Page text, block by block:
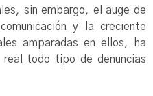
sin embargo, el auge de
y la creciente
amparadas en ellos, ha
todo tipo de denuncias